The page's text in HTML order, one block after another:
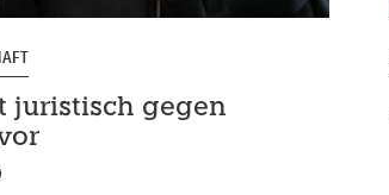
juristisch gegen